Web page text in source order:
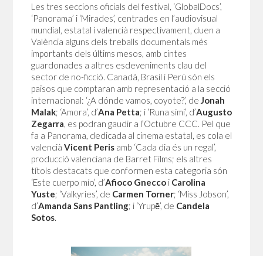
Les tres seccions oficials del festival, ‘GlobalDocs’,
‘Panorama’ i ‘Mirades’, centrades en l’audiovisual
mundial, estatal i valencià respectivament, duen a
València alguns dels treballs documentals més
importants dels últims mesos, amb cintes
guardonades a altres esdeveniments clau del
sector de no-ficció. Canadà, Brasil i Perú són els
països que comptaran amb representació a la secció
internacional: ‘¿A dónde vamos, coyote?’, de Jonah
Malak; ‘Amora’, d’Ana Petta; i ‘Runa simi’, d’Augusto
Zegarra, es podran gaudir a l’Octubre CCC. Pel que
fa a Panorama, dedicada al cinema estatal, es cola el
valencià Vicent Perisamb ‘Cada dia és un regal’,
producció valenciana de Barret Films; els altres
títols destacats que conformen esta categoria són
‘Este cuerpo mío’, d’Afioco Gneccoi Carolina
Yuste; ‘Valkyries’, de Carmen Torner; ‘Miss Jobson’,
d’Amanda Sans Pantling; i ‘Yrupē’, de Candela
Sotos.